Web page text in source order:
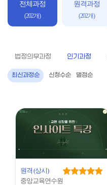
전체과정
(202개)
원격과정
(202개)
법정의무과정 인기과정
최신과정순 신청수순 별점순
원격 (상시)
중앙교육연수원